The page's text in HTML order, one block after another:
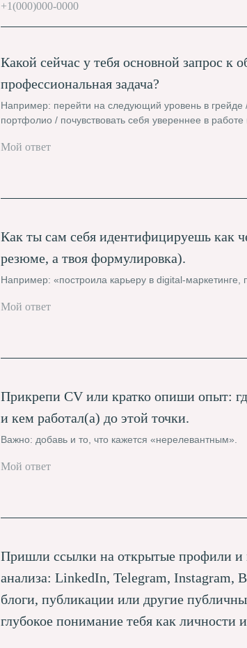
Какой сейчас у тебя основной запрос к
профессиональная задача?
Например: перейти на следующий уровень в
портфолио / почувствовать себя увереннее в работе
Как ты сам себя идентифицируешь как
резюме, а твоя формулировка).
Например: «построила карьеру в digital-маркетинге,
Прикрепи CV или кратко опиши опыт:
и кем работал(а) до этой точки.
Важно: добавь и то, что кажется «нерелевантным».
Пришли ссылки на открытые профили и
анализа: LinkedIn, Telegram, Instagram,
блоги, публикации или другие
глубокое понимание тебя как личности